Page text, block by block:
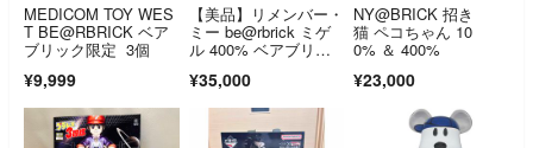
MEDICOM TOY WES
T BE@RBRICK ベア
ブリック限定 3個
¥9,999
【美品】リメンバー・
ミー be@rbrick ミゲ
ル 400% ベアブリッ
¥35,000
NY@BRICK 招き
猫 ペコちゃん 10
0% ＆ 400%
¥23,000